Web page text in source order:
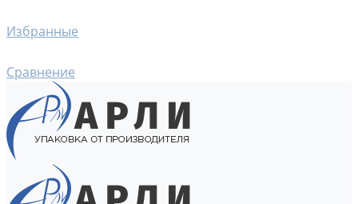
Избранные
Сравнение